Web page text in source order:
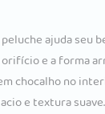
peluche ajuda seu
orifício e a forma
chocalho no
e textura suave.